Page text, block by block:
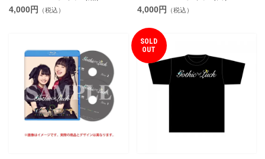
4,000円 （税込） 4,000円 （税込）
SOLD
OUT